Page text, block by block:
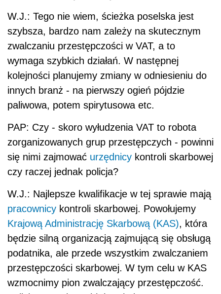
W.J.: Tego nie wiem, ścieżka poselska jest
szybsza, bardzo nam zależy na skutecznym
zwalczaniu przestępczości w VAT, a to
wymaga szybkich działań. W następnej
kolejności planujemy zmiany w odniesieniu do
innych branż - na pierwszy ogień pójdzie
paliwowa, potem spirytusowa etc.
PAP: Czy - skoro wyłudzenia VAT to robota
zorganizowanych grup przestępczych - powinni
się nimi zajmować urzędnicy kontroli skarbowej
czy raczej jednak policja?
W.J.: Najlepsze kwalifikacje w tej sprawie mają
pracownicy kontroli skarbowej. Powołujemy
Krajową Administrację Skarbową (KAS), która
będzie silną organizacją zajmującą się obsługą
podatnika, ale przede wszystkim zwalczaniem
przestępczości skarbowej. W tym celu w KAS
wzmocnimy pion zwalczający przestępczość.